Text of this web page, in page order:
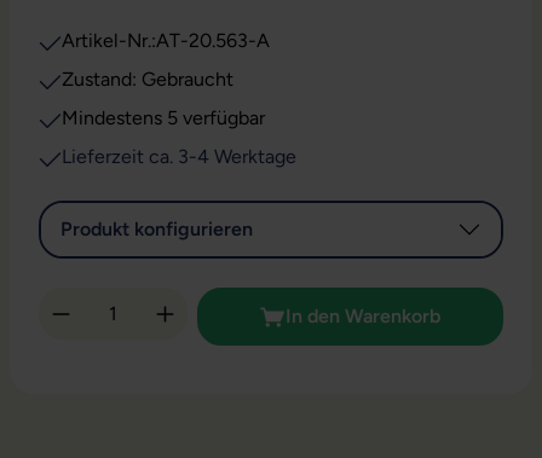
Artikel-Nr.:AT-20.563-A
Zustand: Gebraucht
Mindestens 5 verfügbar
Lieferzeit ca. 3-4 Werktage
Produkt konfigurieren
Produkt Anzahl: Gib den gewünschten
In den Warenkorb